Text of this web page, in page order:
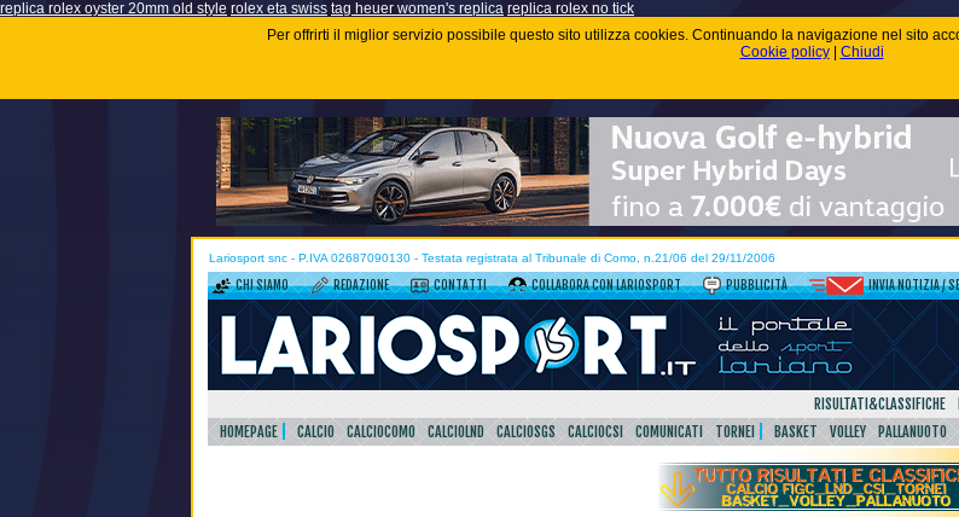
replica rolex oyster 20mm old style rolex eta swiss tag heuer women's replica replica rolex no tick
Per offrirti il miglior servizio possibile questo sito utilizza cookies. Continuando la navigazione nel sito
Cookie policy| Chiudi
Lariosport snc - P.IVA 02687090130 - Testata registrata al Tribunale di Como, n.21/06 del 29/11/2006
CHI SIAMO REDAZIONE CONTATTI COLLABORA CON LARIOSPORT PUBBLICITÀ INVIA NOTIZIA /
RISULTATI&CLASSIFICHE
HOMEPAGE
CALCIO CALCIOCOMO CALCIOLND CALCIOSGS CALCIOCSI COMUNICATI TORNEI BASKET VOLLEY PALLANUOTO